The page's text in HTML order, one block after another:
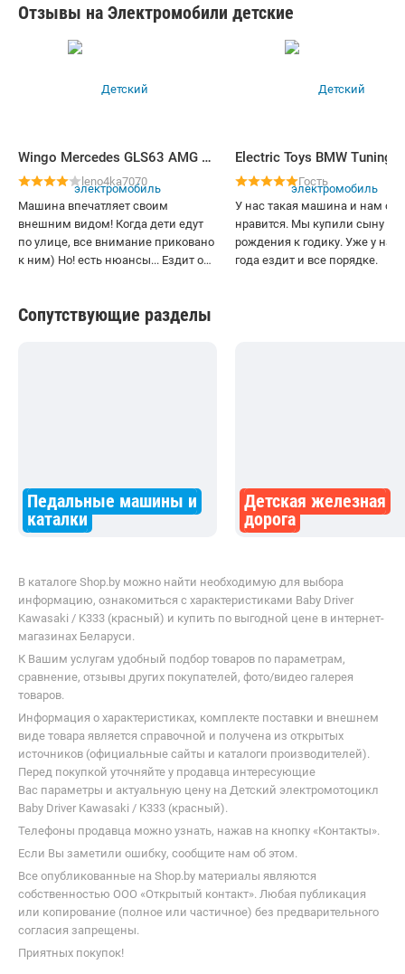
Отзывы на Электромобили детские
Wingo Mercedes GLS63 AMG Lux
leno4ka7070
Машина впечатляет своим
внешним видом! Когда дети едут
по улице, все внимание приковано
к ним) Но! есть нюансы... Ездит она
максимальная нагрузка по
Electric Toys BMW Tuning
Гость
У нас такая машина и нам она
нравится. Мы купили сыну на
рождения к годику. Уже у нас она 2
года ездит и все порядке.
Сопутствующие разделы
Педальные машины и
каталки
Детская железная
дорога
В каталоге Shop.by можно найти необходимую для выбора
информацию, ознакомиться с характеристиками Baby Driver
Kawasaki / K333 (красный) и купить по выгодной цене в интернет-
магазинах Беларуси.
К Вашим услугам удобный подбор товаров по параметрам,
сравнение, отзывы других покупателей, фото/видео галерея
товаров.
Информация о характеристиках, комплекте поставки и внешнем
виде товара является справочной и получена из открытых
источников (официальные сайты и каталоги производителей).
Перед покупкой уточняйте у продавца интересующие
Вас параметры и актуальную цену на Детский электромотоцикл
Baby Driver Kawasaki / K333 (красный).
Телефоны продавца можно узнать, нажав на кнопку «Контакты».
Если Вы заметили ошибку, сообщите нам об этом.
Все опубликованные на Shop.by материалы являются
собственностью ООО «Открытый контакт». Любая публикация
или копирование (полное или частичное) без предварительного
согласия запрещены.
Приятных покупок!